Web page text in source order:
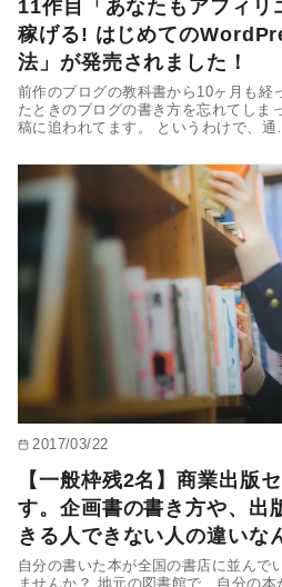
11作目「あなたもアフィ
稼げる! はじめての
法」が発売されました！
前作のブログの教科書から10ヶ月も経
たときのブログの書き方を忘れてしま
稿に追われてます。 というわけで、
2017/03/22
【一般枠残2名】商業出版
す。企画書の書き方や、出
きる人できない人の違いな
自分の書いた本が全国の書店に並んで